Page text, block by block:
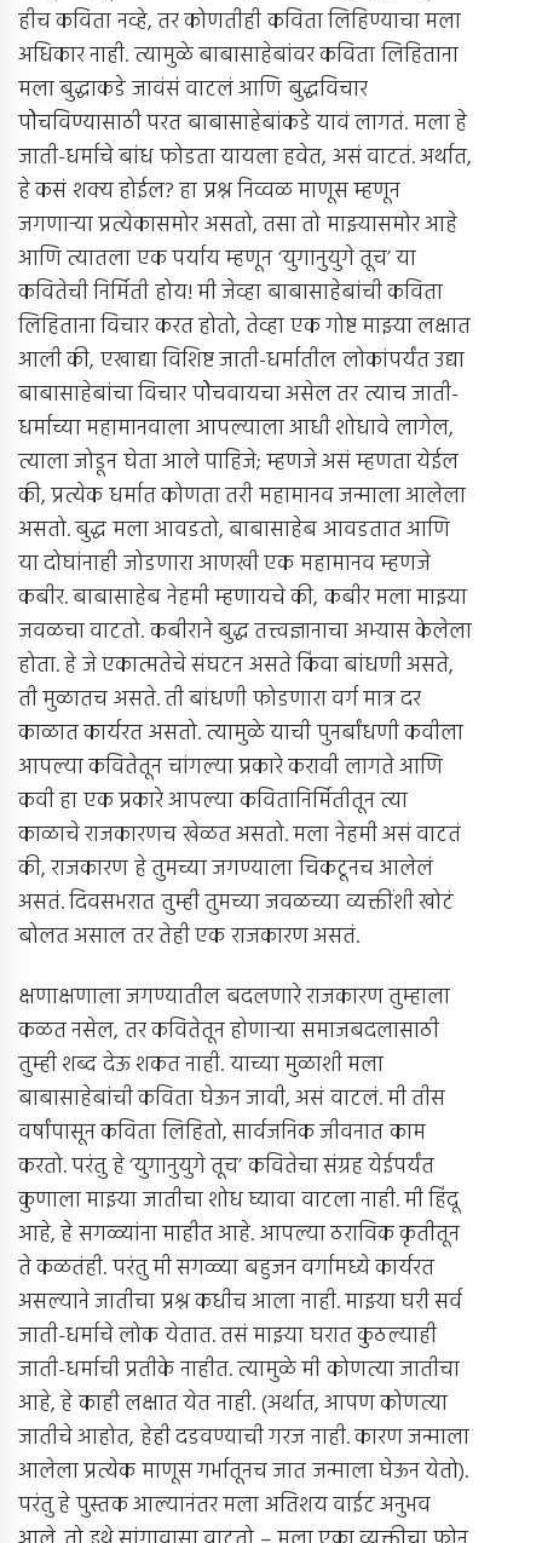
हीच कविता नव्हे, तर कोणतीही कविता लिहिण्याचा मला
अधिकार नाही. त्यामुळे बाबासाहेबांवर कविता लिहिताना
मला बुद्धाकडे जावंसंं वाटलं आणि बुद्धविचार
पोेचविण्यासाठी परत बाबासाहेबांकडे यावं लागतं. मला हे
जाती-धर्माचे बांध फोडता यायला हवेत, असं वाटतं. अर्थात,
हे कसं शक्य होईल? हा प्रश्न निव्वळ माणूस म्हणून
जगणार्‍या प्रत्येकासमोर असतो, तसा तो माझ्यासमोर आहे
आणि त्यातला एक पर्याय म्हणून ‘युगानुयुगे तूच’ या
कवितेची निर्मिती होय! मी जेव्हा बाबासाहेबांची कविता
लिहिताना विचार करत होतो, तेव्हा एक गोष्ट माझ्या लक्षात
आली की, एखाद्या विशिष्ट जाती-धर्मातील लोकांपर्यंत उद्या
बाबासाहेबांचा विचार पोेचवायचा असेल तर त्याच जाती-
धर्माच्या महामानवाला आपल्याला आधी शोधावे लागेल,
त्याला जोडून घेता आले पाहिजे; म्हणजे असं म्हणता येईल
की, प्रत्येक धर्मात कोणता तरी महामानव जन्माला आलेला
असतो. बुद्ध मला आवडतो, बाबासाहेब आवडतात आणि
या दोघांनाही जोडणारा आणखी एक महामानव म्हणजे
कबीर. बाबासाहेब नेहमी म्हणायचे की, कबीर मला माझ्या
जवळचा वाटतो. कबीराने बुद्ध तत्त्वज्ञानाचा अभ्यास केलेला
होता. हे जे एकात्मतेचे संघटन असते किंवा बांधणी असते,
ती मुळातच असते. ती बांधणी फोडणारा वर्ग मात्र दर
काळात कार्यरत असतो. त्यामुळे याची पुनर्बांधणी कवीला
आपल्या कवितेतून चांगल्या प्रकारे करावी लागते आणि
कवी हा एक प्रकारे आपल्या कवितानिर्मितीतून त्या
काळाचे राजकारणच खेळत असतो. मला नेहमी असं वाटतं
की, राजकारण हे तुमच्या जगण्याला चिकटूनच आलेलं
असतं. दिवसभरात तुम्ही तुमच्या जवळच्या व्यक्तींशी खोटं
बोलत असाल तर तेही एक राजकारण असतं.
क्षणाक्षणाला जगण्यातील बदलणारे राजकारण तुम्हाला
कळत नसेल, तर कवितेतून होणार्‍या समाजबदलासाठी
तुम्ही शब्द देऊ शकत नाही. याच्या मुळाशी मला
बाबासाहेबांची कविता घेऊन जावी, असं वाटलं. मी तीस
वर्षांपासून कविता लिहितो, सार्वजनिक जीवनात काम
करतो. परंतु हे ‘युगानुयुगे तूच’ कवितेचा संग्रह येईपर्यंत
कुणाला माझ्या जातीचा शोध घ्यावा वाटला नाही. मी हिंदू
आहे, हे सगळ्यांना माहीत आहे. आपल्या ठराविक कृतीतून
ते कळतंही. परंतु मी सगळ्या बहुजन वर्गामध्ये कार्यरत
असल्याने जातीचा प्रश्न कधीच आला नाही. माझ्या घरी सर्व
जाती-धर्माचे लोक येतात. तसं माझ्या घरात कुठल्याही
जाती-धर्माची प्रतीके नाहीत. त्यामुळे मी कोणत्या जातीचा
आहे, हे काही लक्षात येत नाही. (अर्थात, आपण कोणत्या
जातीचे आहोत, हेही दडवण्याची गरज नाही. कारण जन्माला
आलेला प्रत्येक माणूस गर्भातूनच जात जन्माला घेऊन येतो).
परंतु हे पुस्तक आल्यानंतर मला अतिशय वाईट अनुभव